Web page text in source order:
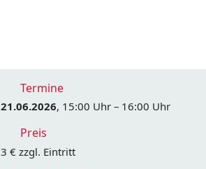
Termine
21.06.2026, 15:00 Uhr – 16:00 Uhr
Preis
3 € zzgl. Eintritt